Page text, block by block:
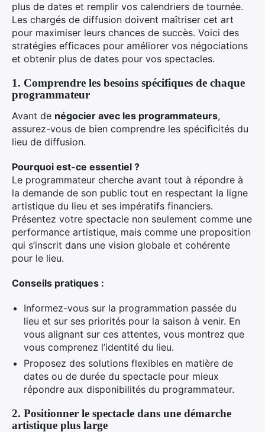
plus de dates et remplir vos calendriers de tournée.
Les chargés de diffusion doivent maîtriser cet art
pour maximiser leurs chances de succès. Voici des
stratégies efficaces pour améliorer vos négociations
et obtenir plus de dates pour vos spectacles.
1. Comprendre les besoins spécifiques de chaque
programmateur
Avant de négocier avec les programmateurs,
assurez-vous de bien comprendre les spécificités du
lieu de diffusion.
Pourquoi est-ce essentiel ?
Le programmateur cherche avant tout à répondre à
la demande de son public tout en respectant la ligne
artistique du lieu et ses impératifs financiers.
Présentez votre spectacle non seulement comme une
performance artistique, mais comme une proposition
qui s’inscrit dans une vision globale et cohérente
pour le lieu.
Conseils pratiques :
Informez-vous sur la programmation passée du
lieu et sur ses priorités pour la saison à venir. En
vous alignant sur ces attentes, vous montrez que
vous comprenez l’identité du lieu.
Proposez des solutions flexibles en matière de
dates ou de durée du spectacle pour mieux
répondre aux disponibilités du programmateur.
2. Positionner le spectacle dans une démarche
artistique plus large